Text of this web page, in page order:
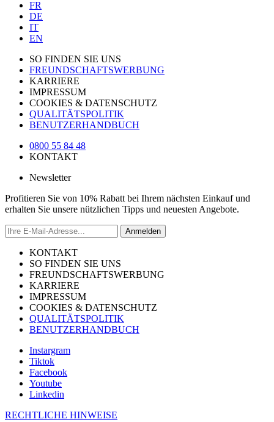
FR
DE
IT
EN
SO FINDEN SIE UNS
FREUNDSCHAFTSWERBUNG
KARRIERE
IMPRESSUM
COOKIES & DATENSCHUTZ
QUALITÄTSPOLITIK
BENUTZERHANDBUCH
0800 55 84 48
KONTAKT
Newsletter
Profitieren Sie von 10% Rabatt bei Ihrem nächsten Einkauf und
erhalten Sie unsere nützlichen Tipps und neuesten Angebote.
Anmelden
KONTAKT
SO FINDEN SIE UNS
FREUNDSCHAFTSWERBUNG
KARRIERE
IMPRESSUM
COOKIES & DATENSCHUTZ
QUALITÄTSPOLITIK
BENUTZERHANDBUCH
Instargram
Tiktok
Facebook
Youtube
Linkedin
RECHTLICHE HINWEISE